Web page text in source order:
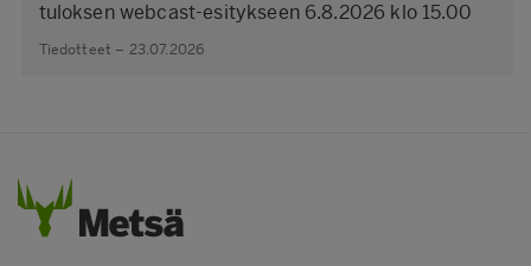
tuloksen webcast-esitykseen 6.8.2026 klo 15.00
Tiedotteet – 23.07.2026